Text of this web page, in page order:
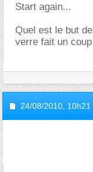
Start again...
Quel est le but
verre fait un
24/08/2010, 10h21